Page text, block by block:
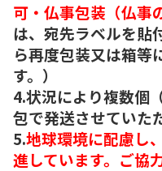
可・仏事包装（仏事
は、宛先ラベルを貼
ら再度包装又は箱等
す。）
4.状況により複数個
包で発送させていた
5.地球環境に配慮し
進しています。ご協